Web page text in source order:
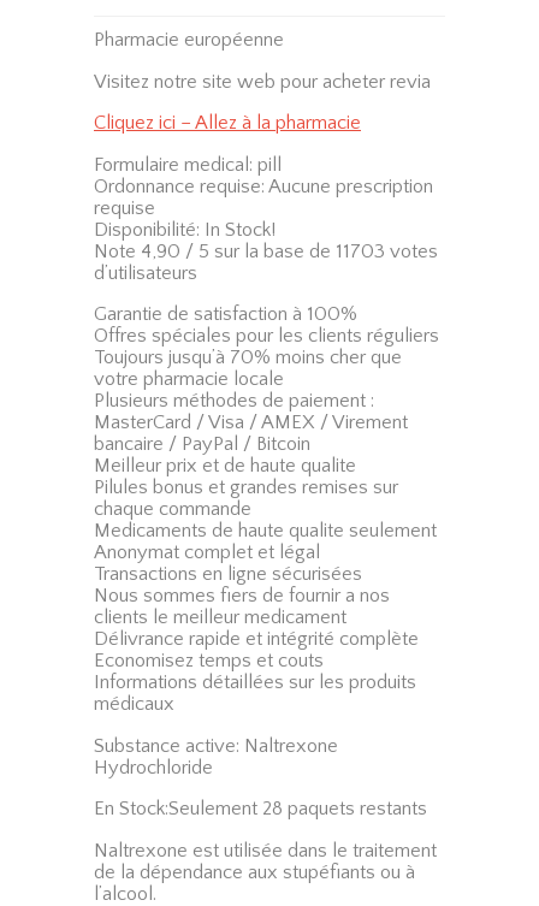
Pharmacie européenne
Visitez notre site web pour acheter revia
Cliquez ici – Allez à la pharmacie
Formulaire medical: pill
Ordonnance requise: Aucune prescription
requise
Disponibilité: In Stock!
Note 4,90 / 5 sur la base de 11703 votes
d’utilisateurs
Garantie de satisfaction à 100%
Offres spéciales pour les clients réguliers
Toujours jusqu’à 70% moins cher que
votre pharmacie locale
Plusieurs méthodes de paiement :
MasterCard / Visa / AMEX / Virement
bancaire / PayPal / Bitcoin
Meilleur prix et de haute qualite
Pilules bonus et grandes remises sur
chaque commande
Medicaments de haute qualite seulement
Anonymat complet et légal
Transactions en ligne sécurisées
Nous sommes fiers de fournir a nos
clients le meilleur medicament
Délivrance rapide et intégrité complète
Economisez temps et couts
Informations détaillées sur les produits
médicaux
Substance active: Naltrexone
Hydrochloride
En Stock:Seulement 28 paquets restants
Naltrexone est utilisée dans le traitement
de la dépendance aux stupéfiants ou à
l’alcool.